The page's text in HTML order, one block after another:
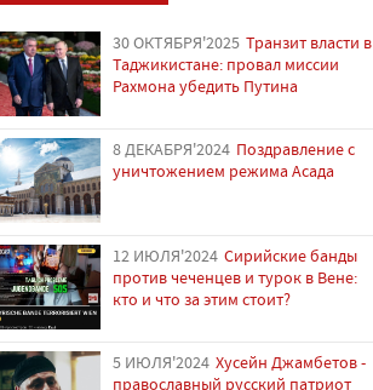
30 ОКТЯБРЯ'2025 Транзит власти в
Таджикистане: провал миссии
Рахмона убедить Путина
8 ДЕКАБРЯ'2024 Поздравление с
уничтожением режима Асада
12 ИЮЛЯ'2024 Сирийские банды
против чеченцев и турок в Вене:
кто и что за этим стоит?
5 ИЮЛЯ'2024 Хусейн Джамбетов -
православный русский патриот